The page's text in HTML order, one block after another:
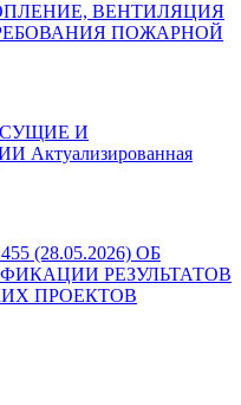
ВЕНТИЛЯЦИЯ
ПОЖАРНОЙ
И
(28.05.2026) ОБ
РЕЗУЛЬТАТОВ
ПРОЕКТОВ